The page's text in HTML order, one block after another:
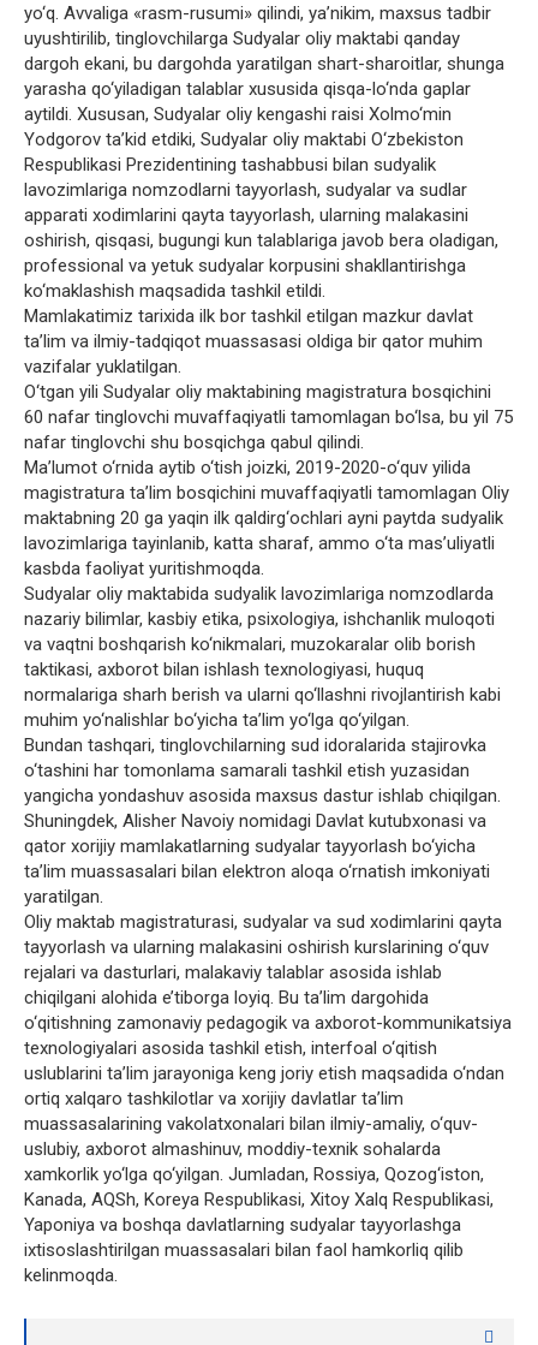
yo‘q. Avvaliga «rasm-rusumi» qilindi, ya’nikim, maxsus tadbir
uyushtirilib, tinglovchilarga Sudyalar oliy maktabi qanday
dargoh ekani, bu dargohda yaratilgan shart-sharoitlar, shunga
yarasha qo‘yiladigan talablar xususida qisqa-lo‘nda gaplar
aytildi. Xususan, Sudyalar oliy kengashi raisi Xolmo‘min
Yodgorov ta’kid etdiki, Sudyalar oliy maktabi O‘zbekiston
Respublikasi Prezidentining tashabbusi bilan sudyalik
lavozimlariga nomzodlarni tayyorlash, sudyalar va sudlar
apparati xodimlarini qayta tayyorlash, ularning malakasini
oshirish, qisqasi, bugungi kun talablariga javob bera oladigan,
professional va yetuk sudyalar korpusini shakllantirishga
ko‘maklashish maqsadida tashkil etildi.
Mamlakatimiz tarixida ilk bor tashkil etilgan mazkur davlat
ta’lim va ilmiy-tadqiqot muassasasi oldiga bir qator muhim
vazifalar yuklatilgan.
O‘tgan yili Sudyalar oliy maktabining magistratura bosqichini
60 nafar tinglovchi muvaffaqiyatli tamomlagan bo‘lsa, bu yil 75
nafar tinglovchi shu bosqichga qabul qilindi.
Ma’lumot o‘rnida aytib o‘tish joizki, 2019-2020-o‘quv yilida
magistratura ta’lim bosqichini muvaffaqiyatli tamomlagan Oliy
maktabning 20 ga yaqin ilk qaldirg‘ochlari ayni paytda sudyalik
lavozimlariga tayinlanib, katta sharaf, ammo o‘ta mas’uliyatli
kasbda faoliyat yuritishmoqda.
Sudyalar oliy maktabida sudyalik lavozimlariga nomzodlarda
nazariy bilimlar, kasbiy etika, psixologiya, ishchanlik muloqoti
va vaqtni boshqarish ko‘nikmalari, muzokaralar olib borish
taktikasi, axborot bilan ishlash texnologiyasi, huquq
normalariga sharh berish va ularni qo‘llashni rivojlantirish kabi
muhim yo‘nalishlar bo‘yicha ta’lim yo‘lga qo‘yilgan.
Bundan tashqari, tinglovchilarning sud idoralarida stajirovka
o‘tashini har tomonlama samarali tashkil etish yuzasidan
yangicha yondashuv asosida maxsus dastur ishlab chiqilgan.
Shuningdek, Alisher Navoiy nomidagi Davlat kutubxonasi va
qator xorijiy mamlakatlarning sudyalar tayyorlash bo‘yicha
ta’lim muassasalari bilan elektron aloqa o‘rnatish imkoniyati
yaratilgan.
Oliy maktab magistraturasi, sudyalar va sud xodimlarini qayta
tayyorlash va ularning malakasini oshirish kurslarining o‘quv
rejalari va dasturlari, malakaviy talablar asosida ishlab
chiqilgani alohida e’tiborga loyiq. Bu ta’lim dargohida
o‘qitishning zamonaviy pedagogik va axborot-kommunikatsiya
texnologiyalari asosida tashkil etish, interfoal o‘qitish
uslublarini ta’lim jarayoniga keng joriy etish maqsadida o‘ndan
ortiq xalqaro tashkilotlar va xorijiy davlatlar ta’lim
muassasalarining vakolatxonalari bilan ilmiy-amaliy, o‘quv-
uslubiy, axborot almashinuv, moddiy-texnik sohalarda
xamkorlik yo‘lga qo‘yilgan. Jumladan, Rossiya, Qozog‘iston,
Kanada, AQSh, Koreya Respublikasi, Xitoy Xalq Respublikasi,
Yaponiya va boshqa davlatlarning sudyalar tayyorlashga
ixtisoslashtirilgan muassasalari bilan faol hamkorliq qilib
kelinmoqda.